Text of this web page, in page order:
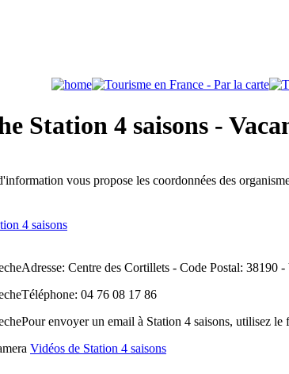
Station 4 saisons -
vous propose les coordonnées des
4 saisons
Adresse: Centre des Cortillets - Code Postal: 38190
Téléphone: 04 76 08 17 86
Pour envoyer un email à Station 4 saisons, utilisez le
Vidéos de Station 4 saisons